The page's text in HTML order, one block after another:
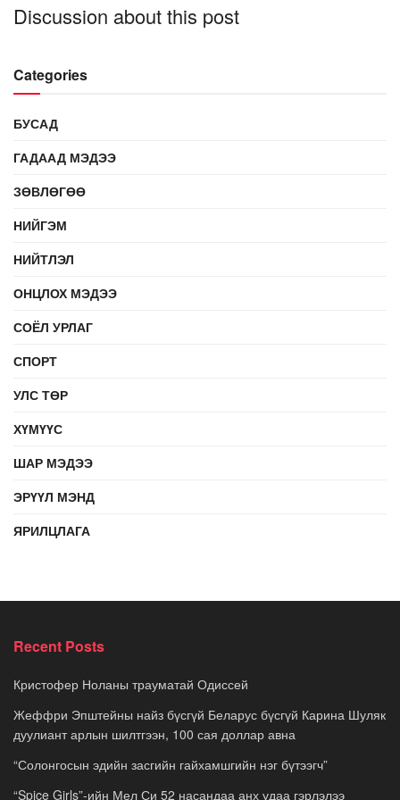
Discussion about this post
Categories
БУСАД
ГАДААД МЭДЭЭ
ЗӨВЛӨГӨӨ
НИЙГЭМ
НИЙТЛЭЛ
ОНЦЛОХ МЭДЭЭ
СОЁЛ УРЛАГ
СПОРТ
УЛС ТӨР
ХҮМҮҮС
ШАР МЭДЭЭ
ЭРҮҮЛ МЭНД
ЯРИЛЦЛАГА
Recent Posts
Кристофер Ноланы трауматай Одиссей
Жеффри Эпштейны найз бүсгүй Беларус бүсгүй Карина Шуляк
дуулиант арлын шилтгээн, 100 сая доллар авна
“Солонгосын эдийн засгийн гайхамшгийн нэг бүтээгч”
“Spice Girls”-ийн Мел Си 52 насандаа анх удаа гэрлэлээ